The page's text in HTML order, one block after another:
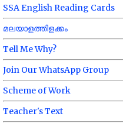
SSA English Reading Cards
മലയാളത്തിളക്കം
Tell Me Why?
Join Our WhatsApp Group
Scheme of Work
Teacher's Text